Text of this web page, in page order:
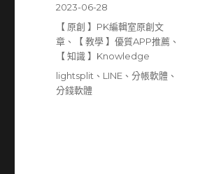
發
佈
日
期:
2023-06-28
分
類
【 原創 】PK編輯室原創文
章 、 【 教學 】優質APP推薦 、
【 知識 】Knowledge
標
籤
lightsplit 、 LINE 、分帳軟體 、
分錢軟體